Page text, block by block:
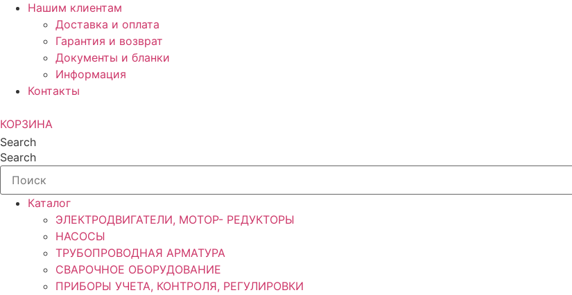
Нашим клиентам
Доставка и оплата
Гарантия и возврат
Документы и бланки
Информация
Контакты
КОРЗИНА
Search
Search
Каталог
ЭЛЕКТРОДВИГАТЕЛИ, МОТОР- РЕДУКТОРЫ
НАСОСЫ
ТРУБОПРОВОДНАЯ АРМАТУРА
СВАРОЧНОЕ ОБОРУДОВАНИЕ
ПРИБОРЫ УЧЕТА, КОНТРОЛЯ, РЕГУЛИРОВКИ